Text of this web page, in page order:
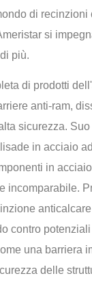
di recinzioni
si
più.
di prodotti
anti-ram,
sicurezza. Suo
in acciaio
in
incomparabile.
contro
una barriera
delle